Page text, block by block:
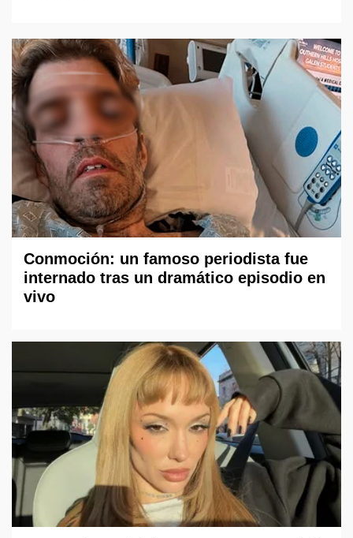
Conmoción: un famoso periodista fue
internado tras un dramático episodio en
vivo